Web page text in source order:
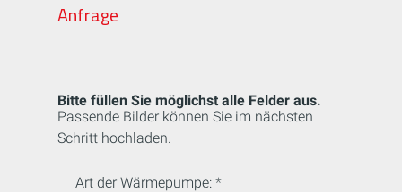
Anfrage
Bitte füllen Sie möglichst alle Felder aus.
Passende Bilder können Sie im nächsten
Schritt hochladen.
Art der Wärmepumpe: